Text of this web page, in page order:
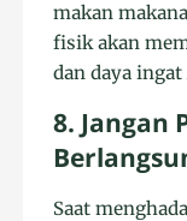
makan
fisik akan
dan daya ingat
8. Jangan
Saat